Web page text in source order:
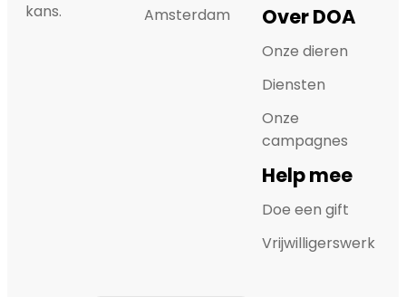
kans.
Amsterdam
Over DOA
Onze dieren
Diensten
Onze
campagnes
Help mee
Doe een gift
Vrijwilligerswerk